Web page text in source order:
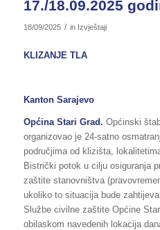
17./18.09.2025
18/09/2025 / in Izvještaji
KLIZANJE TLA
Kanton Sarajevo
Općina Stari Grad. Općinski
organizovao je 24-satno
područjima od klizišta,
Bistrički potok u cilju osiguranja
zaštite stanovništva
ukoliko to situacija bude
Službe civilne zaštite Općine
obilaskom navedenih lokacija